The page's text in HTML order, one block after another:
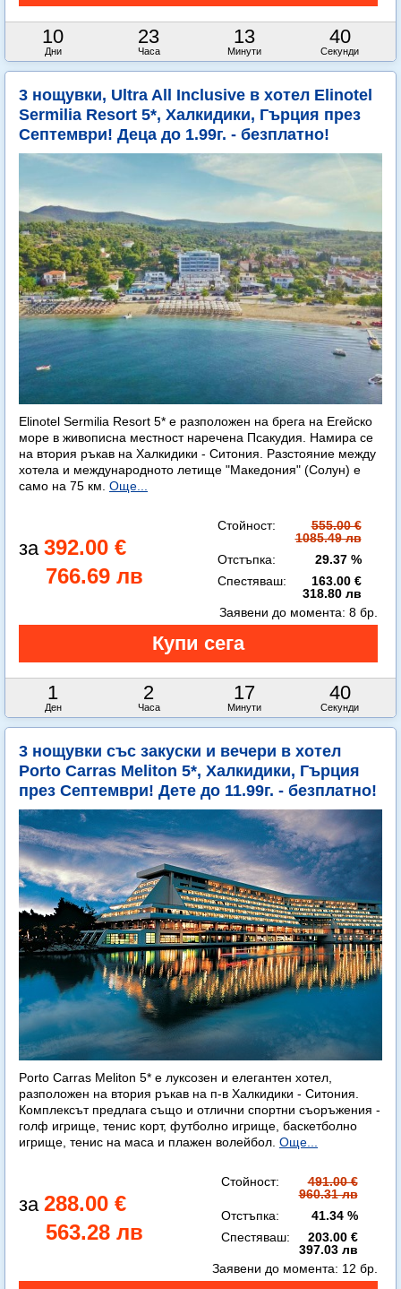
10
Дни
23
Часа
13
Минути
38
Секунди
3 нощувки, Ultra All Inclusive в хотел Elinotel
Sermilia Resort 5*, Халкидики, Гърция през
Септември! Деца до 1.99г. - безплатно!
Elinotel Sermilia Resort 5* е разположен на брега на Егейско
море в живописна местност наречена Псакудия. Намира се
на втория ръкав на Халкидики - Ситония. Разстояние между
хотела и международното летище "Македония" (Солун) е
само на 75 км. Още...
392.00 €
766.69 лв
Стойност:
555.00 €
1085.49 лв
Отстъпка:
29.37 %
Спестяваш:
163.00 €
318.80 лв
1
Ден
2
Часа
17
Минути
38
Секунди
Заявени до момента: 8 бр.
3 нощувки със закуски и вечери в хотел
Porto Carras Meliton 5*, Халкидики, Гърция
през Септември! Дете до 11.99г. - безплатно!
Porto Carras Meliton 5* е луксозен и елегантен хотел,
разположен на втория ръкав на п-в Халкидики - Ситония.
Комплексът предлага също и отлични спортни съоръжения -
голф игрище, тенис корт, футболно игрище, баскетболно
игрище, тенис на маса и плажен волейбол. Още...
288.00 €
563.28 лв
Стойност:
491.00 €
960.31 лв
Отстъпка:
41.34 %
Спестяваш:
203.00 €
397.03 лв
Заявени до момента: 12 бр.